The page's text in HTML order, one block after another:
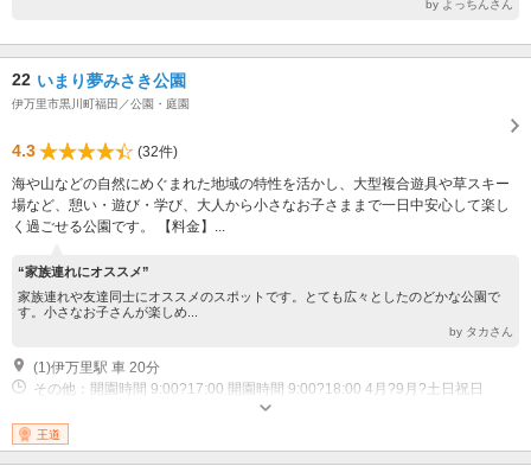
by よっちんさん
22 いまり夢みさき公園
伊万里市黒川町福田／公園・庭園
4.3
(32件)
海や山などの自然にめぐまれた地域の特性を活かし、大型複合遊具や草スキー
場など、憩い・遊び・学び、大人から小さなお子さままで一日中安心して楽し
く過ごせる公園です。 【料金】...
“家族連れにオススメ”
家族連れや友達同士にオススメのスポットです。とても広々としたのどかな公園で
す。小さなお子さんが楽しめ...
by タカさん
(1)伊万里駅 車 20分
その他：開園時間 9:00?17:00 開園時間 9:00?18:00 4月?9月?土日祝日
王道